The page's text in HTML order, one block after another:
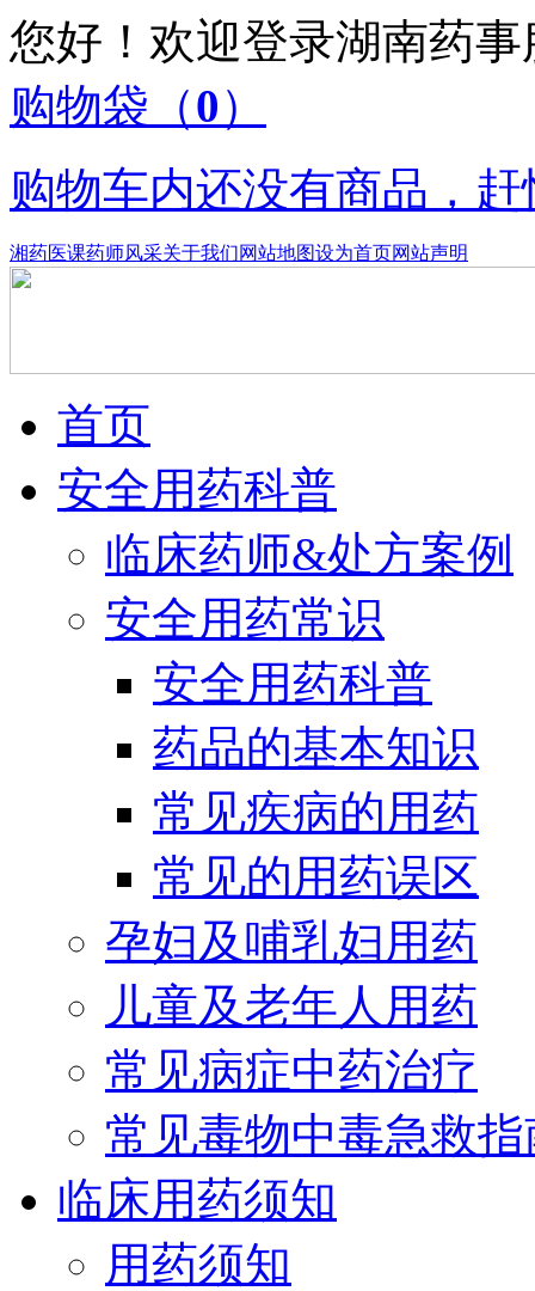
您好！欢迎登录湖南药
购物袋 （0）
购物车内还没有商品，
湘药医课药师风采关于我们网站地图设为首页网站声明
首页
安全用药科普
临床药师&处方案例
安全用药常识
安全用药科普
药品的基本知识
常见疾病的用药
常见的用药误区
孕妇及哺乳妇用药
儿童及老年人用药
常见病症中药治疗
常见毒物中毒急救指
临床用药须知
用药须知